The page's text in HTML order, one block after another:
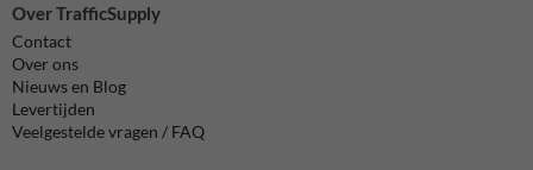
Over TrafficSupply
Contact
Over ons
Nieuws en Blog
Levertijden
Veelgestelde vragen / FAQ